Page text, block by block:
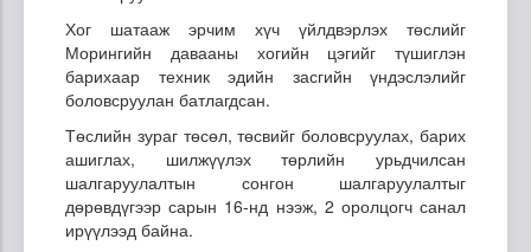
Хог шатааж эрчим хүч үйлдвэрлэх төслийг
Морингийн давааны хогийн цэгийг түшиглэн
барихаар техник эдийн засгийн үндэслэлийг
боловсруулан батлагдсан.
Төслийн зураг төсөл, төсвийг боловсруулах, барих
ашиглах, шилжүүлэх төрлийн урьдчилсан
шалгаруулалтын сонгон шалгаруулалтыг
дөрөвдүгээр сарын 16-нд нээж, 2 оролцогч санал
ирүүлээд байна.